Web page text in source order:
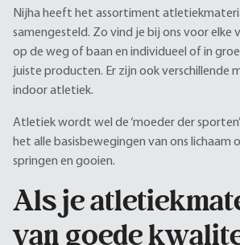
Nijha heeft het assortiment
samengesteld. Zo vind je bij ons voor elke
op de weg of baan en individueel of in
juiste producten. Er zijn ook verschillende
indoor atletiek.
Atletiek wordt wel de ‘moeder der
het alle basisbewegingen van ons lichaam
springen en gooien.
Als je
van goede